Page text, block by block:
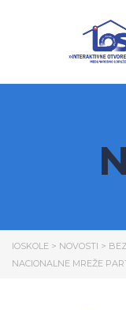
IOSKOLE > NOVOSTI >
NACIONALNE MREŽE